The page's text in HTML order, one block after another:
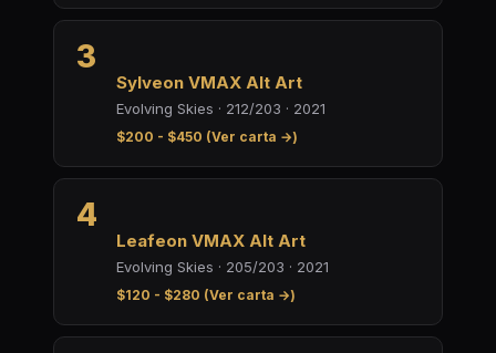
3
Sylveon VMAX Alt Art
Evolving Skies · 212/203 · 2021
$200 - $450 (Ver carta →)
4
Leafeon VMAX Alt Art
Evolving Skies · 205/203 · 2021
$120 - $280 (Ver carta →)